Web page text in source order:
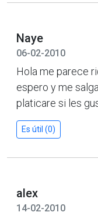
Naye
06-02-2010
Hola me parece
espero y me
platicare si les
Es útil (0)
alex
14-02-2010